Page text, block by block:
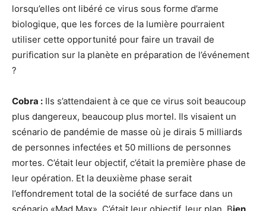
lorsqu’elles ont libéré ce virus sous forme d’arme
biologique, que les forces de la lumière pourraient
utiliser cette opportunité pour faire un travail de
purification sur la planète en préparation de l’événement
?
Cobra : Ils s’attendaient à ce que ce virus soit beaucoup
plus dangereux, beaucoup plus mortel. Ils visaient un
scénario de pandémie de masse où je dirais 5 milliards
de personnes infectées et 50 millions de personnes
mortes. C’était leur objectif, c’était la première phase de
leur opération. Et la deuxième phase serait
l’effondrement total de la société de surface dans un